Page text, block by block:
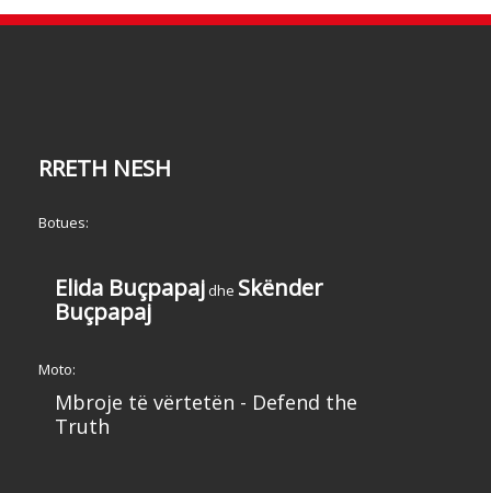
RRETH NESH
Botues:
Elida Buçpapaj dhe Skënder
Buçpapaj
Moto:
Mbroje të vërtetën - Defend the
Truth